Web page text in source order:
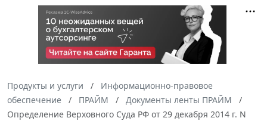
Продукты и услуги
Информационно-правовое
обеспечение
ПРАЙМ
Документы ленты ПРАЙМ
Определение Верховного Суда РФ от 29 декабря 2014 г. N